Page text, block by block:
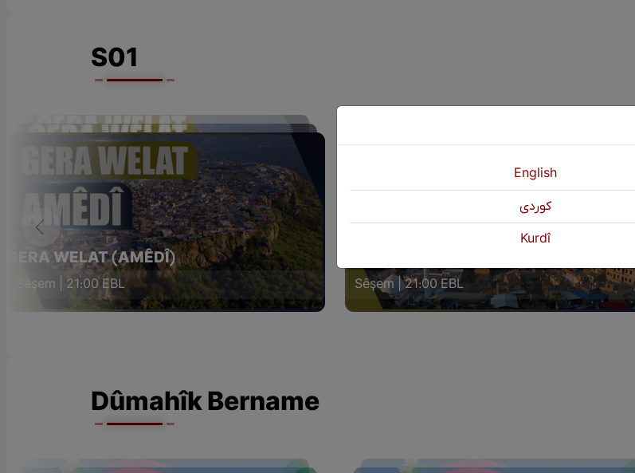
S01
GERA WELAT (AMÊDÎ)
Sêşem | 21:00 EBL Sêşem | 21:00 EBL
Dûmahîk Bername
English
كوردی
Kurdî